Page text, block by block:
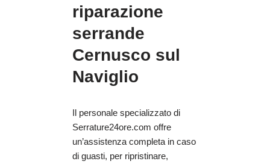
riparazione
serrande
Cernusco sul
Naviglio
Il personale specializzato di
Serrature24ore.com offre
un’assistenza completa in caso
di guasti, per ripristinare,